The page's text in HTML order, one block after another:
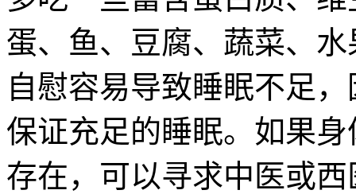
蛋、鱼、豆腐、蔬菜、
自慰容易导致睡眠不足
保证充足的睡眠。如果
存在，可以寻求中医或